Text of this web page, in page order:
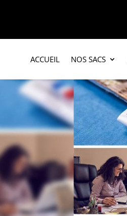
ACCUEIL NOS SACS